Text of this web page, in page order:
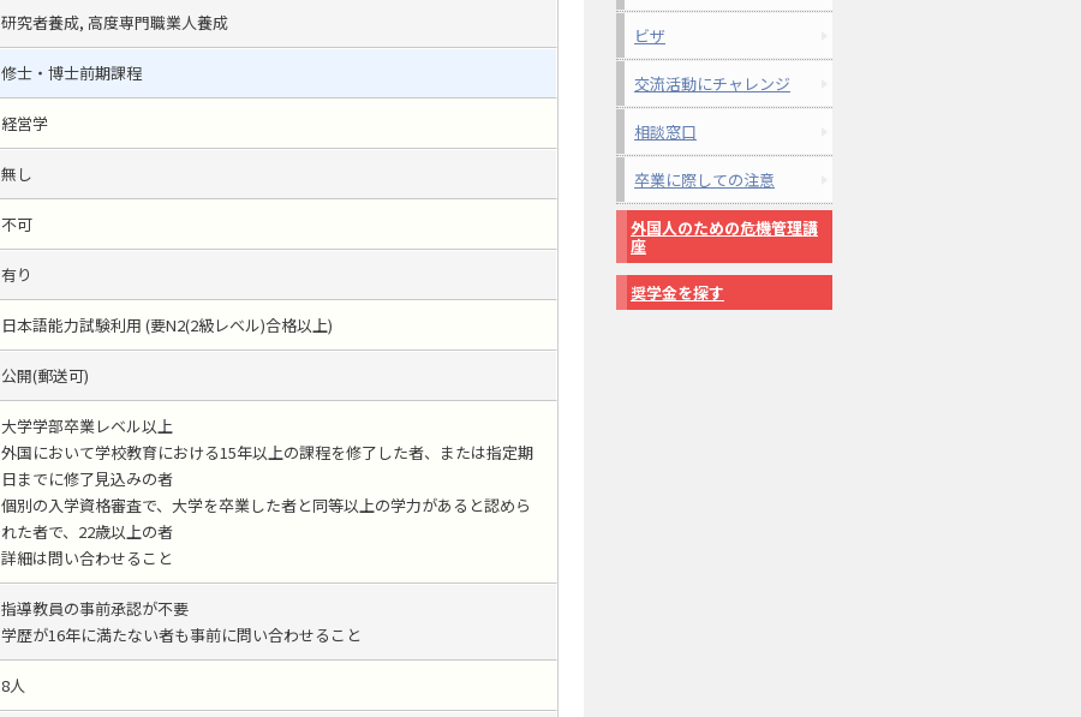
研究者養成, 高度専門職業人養成
修士・博士前期課程
経営学
無し
不可
有り
日本語能力試験利用 (要N2(2級レベル)合格以上)
公開(郵送可)
大学学部卒業レベル以上
外国において学校教育における15年以上の課程を修了した者、または指定期
日までに修了見込みの者
個別の入学資格審査で、大学を卒業した者と同等以上の学力があると認めら
れた者で、22歳以上の者
詳細は問い合わせること
指導教員の事前承認が不要
学歴が16年に満たない者も事前に問い合わせること
8人
ビザ
交流活動にチャレンジ
相談窓口
卒業に際しての注意
外国人のための危機管理講
座
奨学金を探す